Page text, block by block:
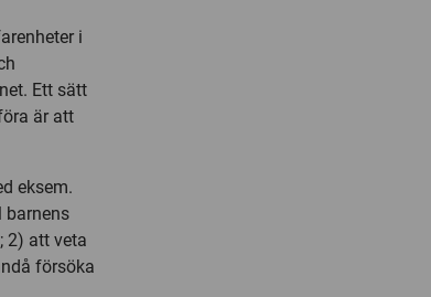
i
Ett sätt
är att
eksem.
barnens
2) att veta
försöka